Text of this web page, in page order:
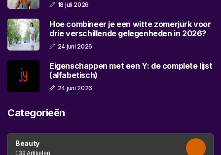
18 juli 2026
Hoe combineer je een witte zomerjurk voor
drie verschillende gelegenheden in 2026?
24 juni 2026
Eigenschappen met een Y: de complete lijst
(alfabetisch)
24 juni 2026
Categorieën
Beauty
139 Artikelen